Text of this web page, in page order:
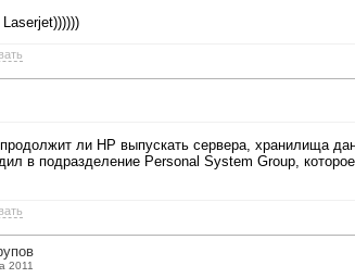
ли HP выпускать сервера, хранилища
в подразделение Personal System Group,
2011